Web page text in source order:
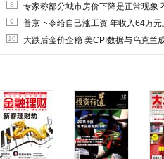
8 专家称部分城市房价下降是正常现象
9 普京下令给自己涨工资 年收入64万
10 大跌后金价企稳 美CPI数据与乌克兰